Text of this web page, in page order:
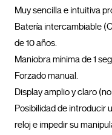
Muy sencilla e intuitiva
Batería intercambiable
de 10 años.
Maniobra mínima de 1
Forzado manual.
Display amplio y claro
Posibilidad de introducir
reloj e impedir su